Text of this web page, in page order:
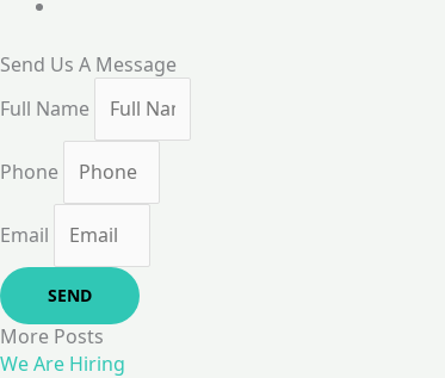
Send Us A Message
Full Name
Phone
Email
SEND
More Posts
We Are Hiring